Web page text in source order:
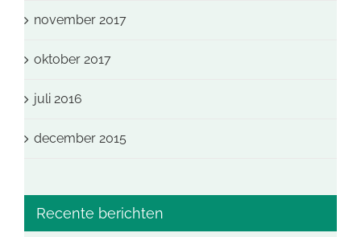
november 2017
oktober 2017
juli 2016
december 2015
Recente berichten